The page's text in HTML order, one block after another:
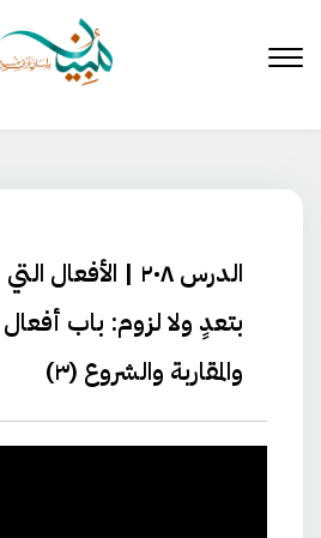
المحتوى
الدرس ٢٠٨ |
بتعدٍ ولا لزوم: باب أفعال
والمقاربة والشروع (٣)